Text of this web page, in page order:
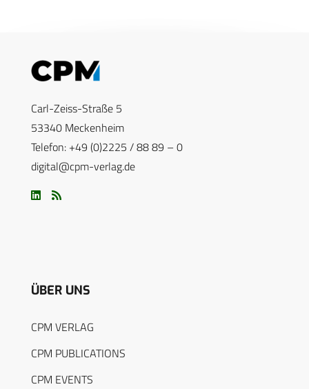
Carl-Zeiss-Straße 5
53340 Meckenheim
Telefon: +49 (0)2225 / 88 89 – 0
digital@cpm-verlag.de
ÜBER UNS
CPM VERLAG
CPM PUBLICATIONS
CPM EVENTS